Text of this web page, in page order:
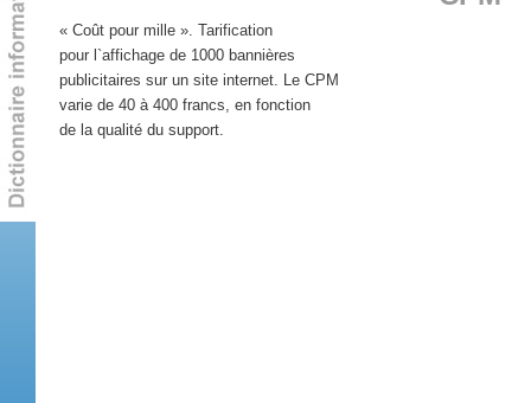
« Coût pour mille ». Tarification
pour l`affichage de 1000 bannières
publicitaires sur un site internet. Le CPM
varie de 40 à 400 francs, en fonction
de la qualité du support.